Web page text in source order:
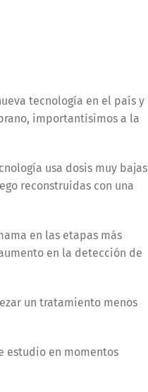
tecnología en el país y
importantísimos a la
usa dosis muy bajas
reconstruidas con una
en las etapas más
en la detección de
un tratamiento menos
estudio en momentos